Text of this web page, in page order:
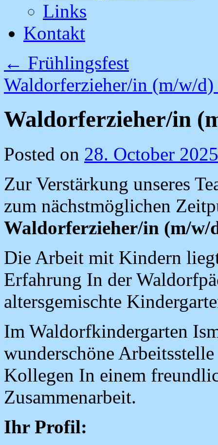
Links
Kontakt
← Frühlingsfest
Waldorferzieher/in (m/w/d)
Waldorferzieher/in
Posted on 28. October 2025
Zur Verstärkung unseres
zum nächstmöglichen
Waldorferzieher/in (m/w/
Die Arbeit mit Kindern
Erfahrung In der
altersgemischte
Im Waldorfkindergarten
wunderschöne
Kollegen In einem
Zusammenarbeit.
Ihr Profil: